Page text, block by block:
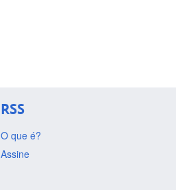
RSS
O que é?
Assine